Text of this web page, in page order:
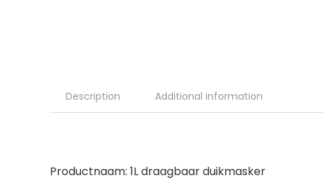
Description Additional information
Productnaam: 1L draagbaar duikmasker